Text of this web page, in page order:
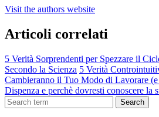
Visit the authors website
Articoli correlati
5 Verità Sorprendenti per Spezzare il
Secondo la Scienza 5 Verità
Cambieranno il Tuo Modo di Lavorare
Dispenza e perchè dovresti conoscere la
Search